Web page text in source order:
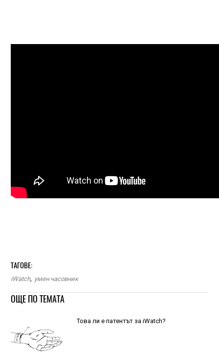
ТАГОВЕ:
iWatch, умен часовник
ОЩЕ ПО ТЕМАТА
Това ли е патентът за iWatch?